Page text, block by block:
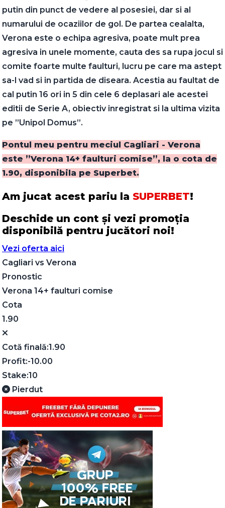
putin din punct de vedere al posesiei, dar si al
numarului de ocaziilor de gol. De partea cealalta,
Verona este o echipa agresiva, poate mult prea
agresiva in unele momente, cauta des sa rupa jocul si
comite foarte multe faulturi, lucru pe care ma astept
sa-l vad si in partida de diseara. Acestia au faultat de
cal putin 16 ori in 5 din cele 6 deplasari ale acestei
editii de Serie A, obiectiv inregistrat si la ultima vizita
pe ”Unipol Domus”.
Pontul meu pentru meciul Cagliari - Verona
este ”Verona 14+ faulturi comise”, la o cota de
1.90, disponibila pe Superbet.
Am jucat acest pariu la SUPERBET!
Deschide un cont și vezi promoția
disponibilă pentru jucători noi!
Vezi oferta aici
Cagliari vs Verona
Pronostic
Verona 14+ faulturi comise
Cota
1.90
Cotă finală:1.90
Profit:-10.00
Stake:10
Pierdut